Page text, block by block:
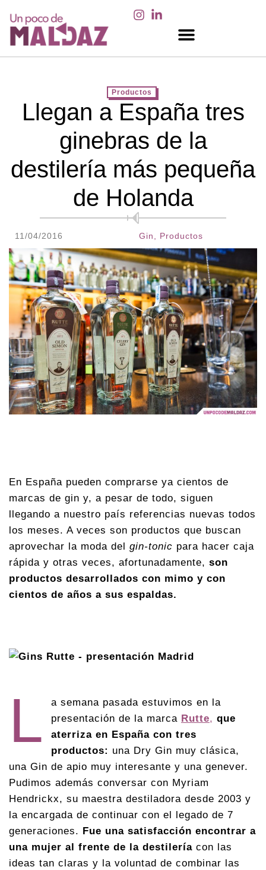
Productos
Llegan a España tres
ginebras de la
destilería más pequeña
de Holanda
11/04/2016 Gin Productos
En España pueden comprarse ya cientos de
marcas de gin y, a pesar de todo, siguen
llegando a nuestro país referencias nuevas todos
los meses. A veces son productos que buscan
aprovechar la moda del gin-tonic para hacer caja
rápida y otras veces, afortunadamente, son
productos desarrollados con mimo y con
cientos de años a sus espaldas.
L
a semana pasada estuvimos en la
presentación de la marca Rutte, que
aterriza en España con tres
productos: una Dry Gin muy clásica,
una Gin de apio muy interesante y una genever.
Pudimos además conversar con Myriam
Hendrickx, su maestra destiladora desde 2003 y
la encargada de continuar con el legado de 7
generaciones. Fue una satisfacción encontrar a
una mujer al frente de la destilería con las
ideas tan claras y la voluntad de combinar las